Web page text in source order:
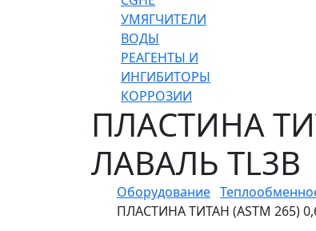
УМЯГЧИТЕЛИ
ВОДЫ
РЕАГЕНТЫ И
ИНГИБИТОРЫ
КОРРОЗИИ
ПЛАСТИНА
ЛАВАЛЬ TL3B
Оборудование
ПЛАСТИНА ТИТАН (ASTM 265)